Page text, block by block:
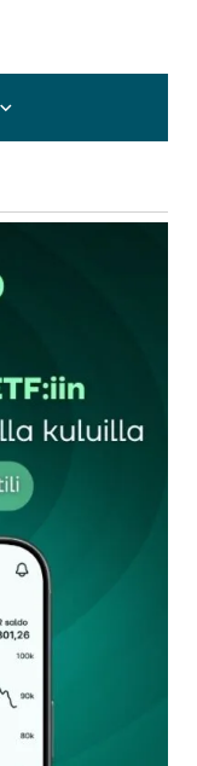
kirjautua
Pakolliset